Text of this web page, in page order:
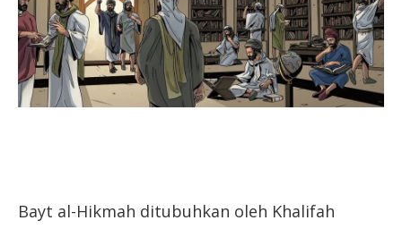
Bayt al-Hikmah ditubuhkan oleh Khalifah